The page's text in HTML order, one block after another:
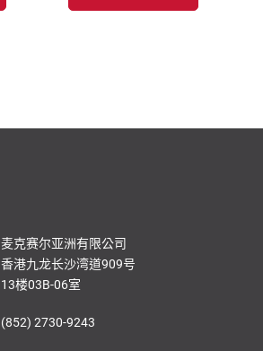
麦克赛尔亚洲有限公司
香港九龙长沙湾道909号
13楼03B-06室
(852) 2730-9243